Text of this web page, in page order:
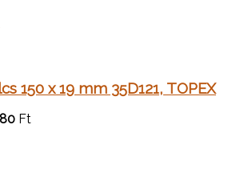
150 x 19 mm 35D121, TOPEX
Ft